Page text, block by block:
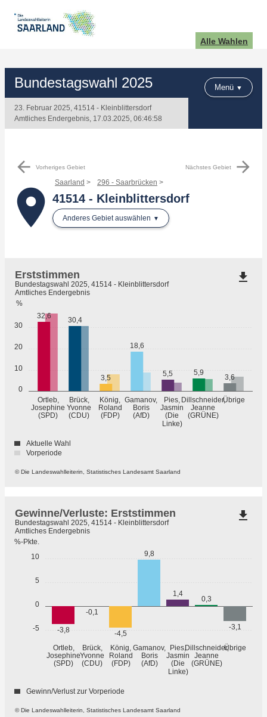
Alle Wahlen
Bundestagswahl 2025
23. Februar 2025, 41514 - Kleinblittersdorf
Amtliches Endergebnis, 17.03.2025, 06:46:58
Menü
arrow_back Vorheriges Gebiet Nächstes Gebiet arrow_forward
place
Saarland 296 - Saarbrücken
41514 - Kleinblittersdorf
Anderes Gebiet auswählen
0
10
20
30
%
Ortleb,
Josephine
(SPD)
Brück,
Yvonne
(CDU)
König,
Roland
(FDP)
Gamanov,
Boris
(AfD)
Pies,
Jasmin
(Die
Linke)
Dillschneider,
Jeanne
(GRÜNE)
Übrige
32,6 30,4
3,5
18,6
5,5 5,9
3,6
© Die Landeswahlleiterin, Statistisches Landesamt Saarland
Erststimmen
Bundestagswahl 2025, 41514 - Kleinblittersdorf
Amtliches Endergebnis
Aktuelle Wahl
Vorperiode
file_download
-5
0
5
10
%-Pkte.
Ortleb,
Josephine
(SPD)
Brück,
Yvonne
(CDU)
König,
Roland
(FDP)
Gamanov,
Boris
(AfD)
Pies,
Jasmin
(Die
Linke)
Dillschneider,
Jeanne
(GRÜNE)
Übrige
-3,8
-0,1
-4,5
9,8
1,4
0,3
-3,1
© Die Landeswahlleiterin, Statistisches Landesamt Saarland
Gewinne/Verluste: Erststimmen
Bundestagswahl 2025, 41514 - Kleinblittersdorf
Amtliches Endergebnis
Gewinn/Verlust zur Vorperiode
file_download